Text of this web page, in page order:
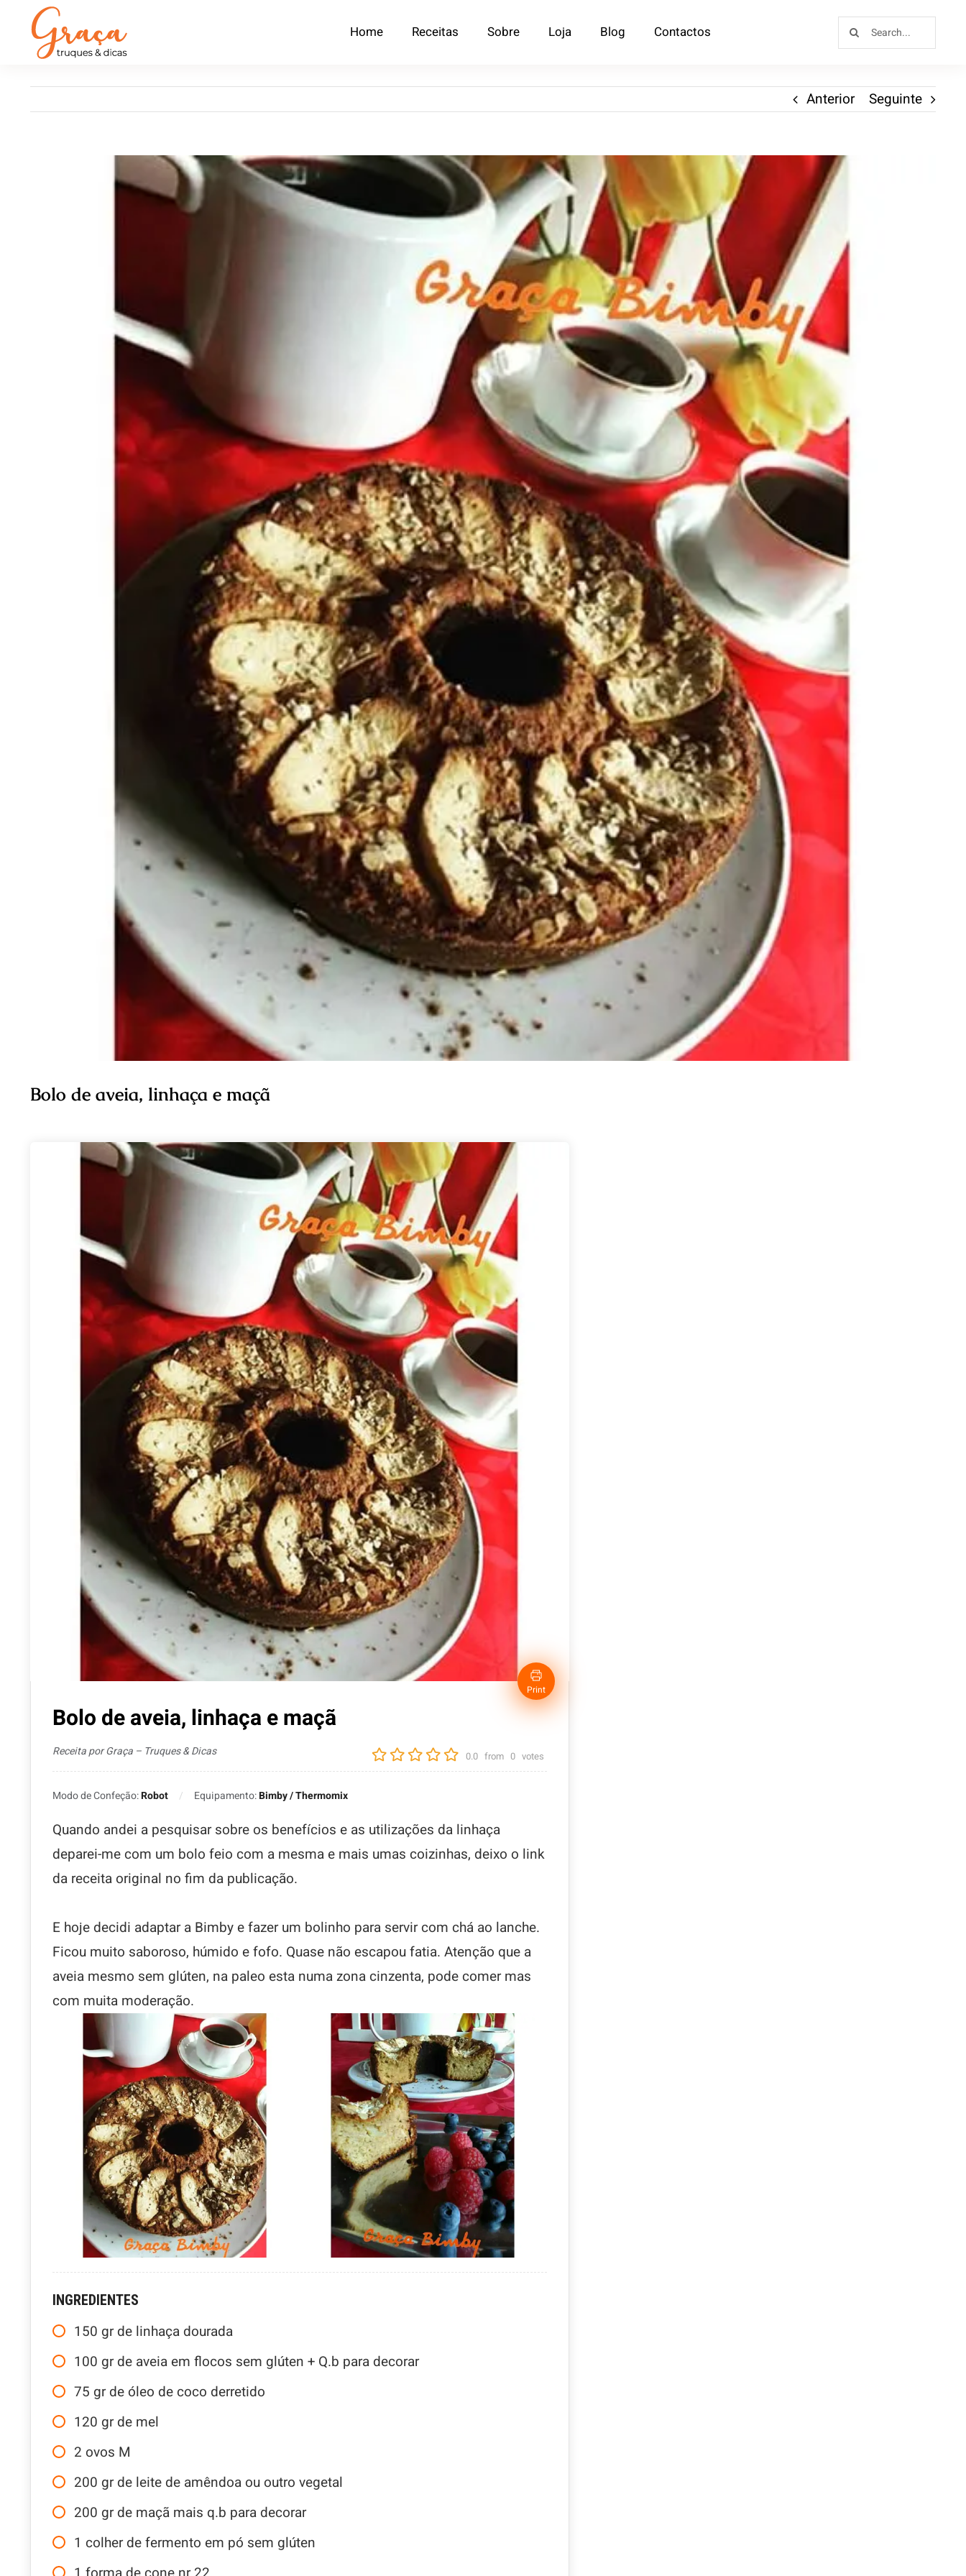
Home Receitas Sobre Loja Blog Contactos
Anterior Seguinte
Bolo de aveia, linhaça e maçã
Print
Bolo de aveia, linhaça e maçã
0.0 from 0 votes
Receita por Graça – Truques & Dicas
Modo de Confeção:Robot Equipamento:Bimby / Thermomix
Quando andei a pesquisar sobre os benefícios e as utilizações da linhaça
deparei-me com um bolo feio com a mesma e mais umas coizinhas, deixo o link
da receita original no fim da publicação.
E hoje decidi adaptar a Bimby e fazer um bolinho para servir com chá ao lanche.
Ficou muito saboroso, húmido e fofo. Quase não escapou fatia. Atenção que a
aveia mesmo sem glúten, na paleo esta numa zona cinzenta, pode comer mas
com muita moderação.
INGREDIENTES
150 gr de linhaça dourada
100 gr de aveia em flocos sem glúten + Q.b para decorar
75 gr de óleo de coco derretido
120 gr de mel
2 ovos M
200 gr de leite de amêndoa ou outro vegetal
200 gr de maçã mais q.b para decorar
1 colher de fermento em pó sem glúten